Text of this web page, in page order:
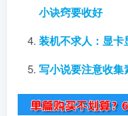
小诀窍要收好
装机不求人：显
写小说要注意收